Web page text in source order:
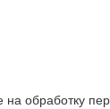
обработку